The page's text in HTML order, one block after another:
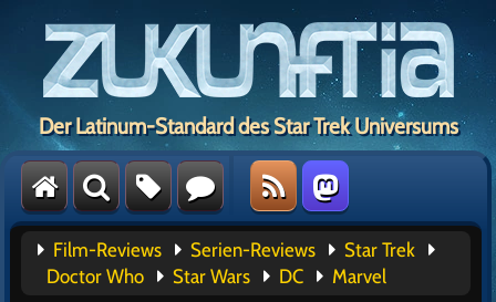
Der Latinum-Standard des Star Trek Universums
Film-Reviews Serien-Reviews
Star Trek
Doctor Who
Star Wars DC Marvel